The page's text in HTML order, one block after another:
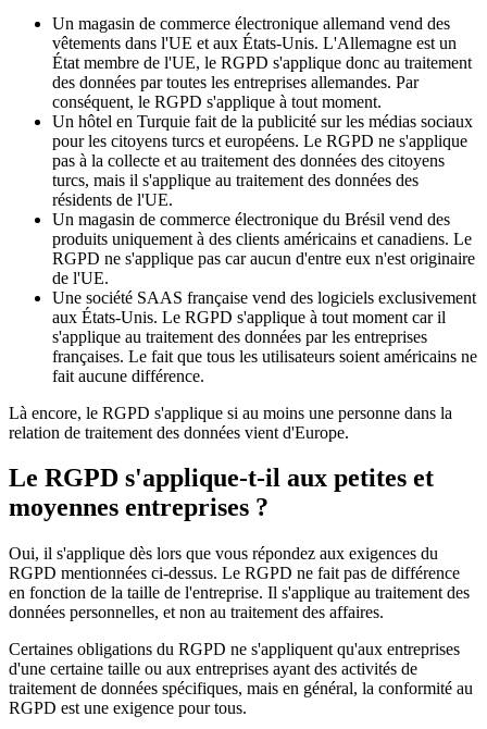
Un magasin de commerce électronique allemand vend des
vêtements dans l'UE et aux États-Unis. L'Allemagne est un
État membre de l'UE, le RGPD s'applique donc au traitement
des données par toutes les entreprises allemandes. Par
conséquent, le RGPD s'applique à tout moment.
Un hôtel en Turquie fait de la publicité sur les médias sociaux
pour les citoyens turcs et européens. Le RGPD ne s'applique
pas à la collecte et au traitement des données des citoyens
turcs, mais il s'applique au traitement des données des
résidents de l'UE.
Un magasin de commerce électronique du Brésil vend des
produits uniquement à des clients américains et canadiens. Le
RGPD ne s'applique pas car aucun d'entre eux n'est originaire
de l'UE.
Une société SAAS française vend des logiciels exclusivement
aux États-Unis. Le RGPD s'applique à tout moment car il
s'applique au traitement des données par les entreprises
françaises. Le fait que tous les utilisateurs soient américains ne
fait aucune différence.
Là encore, le RGPD s'applique si au moins une personne dans la
relation de traitement des données vient d'Europe.
Le RGPD s'applique-t-il aux petites et
moyennes entreprises ?
Oui, il s'applique dès lors que vous répondez aux exigences du
RGPD mentionnées ci-dessus. Le RGPD ne fait pas de différence
en fonction de la taille de l'entreprise. Il s'applique au traitement des
données personnelles, et non au traitement des affaires.
Certaines obligations du RGPD ne s'appliquent qu'aux entreprises
d'une certaine taille ou aux entreprises ayant des activités de
traitement de données spécifiques, mais en général, la conformité au
RGPD est une exigence pour tous.